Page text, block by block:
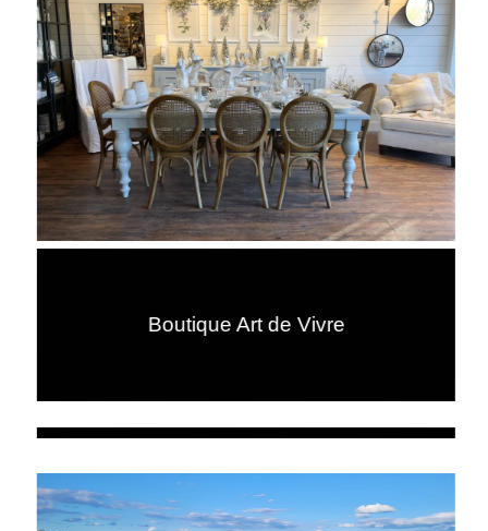
Boutique Art de Vivre